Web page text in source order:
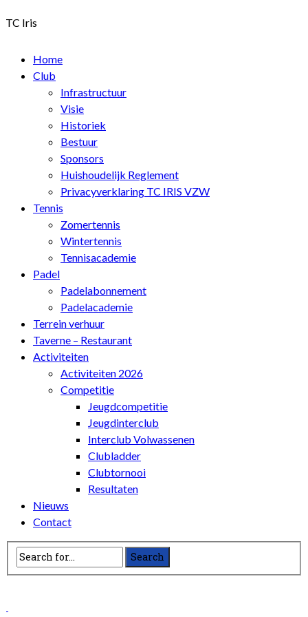
TC Iris
Home
Club
Infrastructuur
Visie
Historiek
Bestuur
Sponsors
Huishoudelijk Reglement
Privacyverklaring TC IRIS VZW
Tennis
Zomertennis
Wintertennis
Tennisacademie
Padel
Padelabonnement
Padelacademie
Terrein verhuur
Taverne – Restaurant
Activiteiten
Activiteiten 2026
Competitie
Jeugdcompetitie
Jeugdinterclub
Interclub Volwassenen
Clubladder
Clubtornooi
Resultaten
Nieuws
Contact